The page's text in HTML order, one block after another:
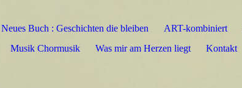
Neues Buch : Geschichten die bleiben ART-kombiniert
Musik Chormusik Was mir am Herzen liegt Kontakt